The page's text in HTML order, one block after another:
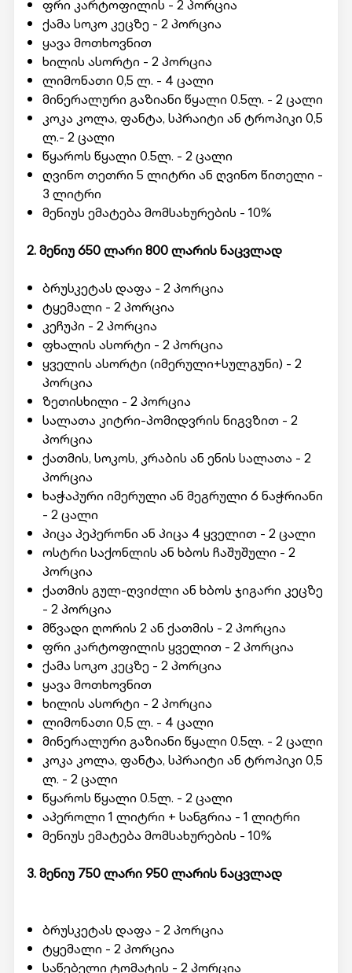
ფრი კარტოფილის - 2 პორცია
ქამა სოკო კეცზე - 2 პორცია
ყავა მოთხოვნით
ხილის ასორტი - 2 პორცია
ლიმონათი 0,5 ლ. - 4 ცალი
მინერალური გაზიანი წყალი 0.5ლ. - 2 ცალი
კოკა კოლა, ფანტა, სპრაიტი ან ტროპიკი 0,5
ლ.- 2 ცალი
წყაროს წყალი 0.5ლ. - 2 ცალი
ღვინო თეთრი 5 ლიტრი ან ღვინო წითელი -
3 ლიტრი
მენიუს ემატება მომსახურების - 10%
2. მენიუ 650 ლარი 800 ლარის ნაცვლად
ბრუსკეტას დაფა - 2 პორცია
ტყემალი - 2 პორცია
კეჩუპი - 2 პორცია
ფხალის ასორტი - 2 პორცია
ყველის ასორტი (იმერული+სულგუნი) - 2
პორცია
ზეთისხილი - 2 პორცია
სალათა კიტრი-პომიდვრის ნიგვზით - 2
პორცია
ქათმის, სოკოს, კრაბის ან ენის სალათა - 2
პორცია
ხაჭაპური იმერული ან მეგრული 6 ნაჭრიანი
- 2 ცალი
პიცა პეპერონი ან პიცა 4 ყველით - 2 ცალი
ოსტრი საქონლის ან ხბოს ჩაშუშული - 2
პორცია
ქათმის გულ-ღვიძლი ან ხბოს ჯიგარი კეცზე
- 2 პორცია
მწვადი ღორის 2 ან ქათმის - 2 პორცია
ფრი კარტოფილის ყველით - 2 პორცია
ქამა სოკო კეცზე - 2 პორცია
ყავა მოთხოვნით
ხილის ასორტი - 2 პორცია
ლიმონათი 0,5 ლ. - 4 ცალი
მინერალური გაზიანი წყალი 0.5ლ. - 2 ცალი
კოკა კოლა, ფანტა, სპრაიტი ან ტროპიკი 0,5
ლ. - 2 ცალი
წყაროს წყალი 0.5ლ. - 2 ცალი
აპეროლი 1 ლიტრი + სანგრია - 1 ლიტრი
მენიუს ემატება მომსახურების - 10%
3. მენიუ 750 ლარი 950 ლარის ნაცვლად
ბრუსკეტას დაფა - 2 პორცია
ტყემალი - 2 პორცია
საწებელი ტომატის - 2 პორცია